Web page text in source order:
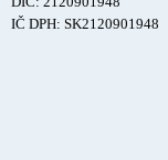
IČ DPH: SK2120901948